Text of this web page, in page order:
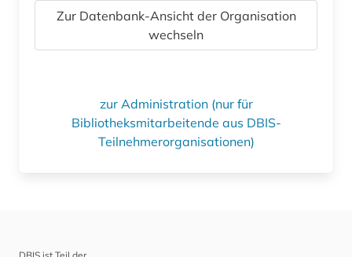
Zur Datenbank-Ansicht der Organisation
wechseln
zur Administration (nur für
Bibliotheksmitarbeitende aus DBIS-
Teilnehmerorganisationen)